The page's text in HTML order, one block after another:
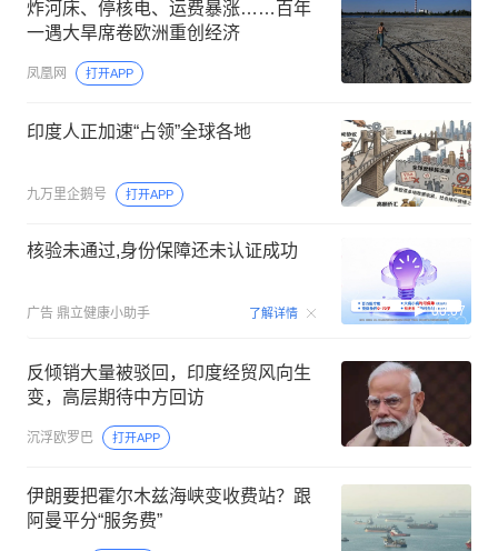
炸河床、停核电、运费暴涨……百年
一遇大旱席卷欧洲重创经济
凤凰网 打开APP
印度人正加速“占领”全球各地
九万里企鹅号 打开APP
核验未通过,身份保障还未认证成功
广告 鼎立健康小助手 了解详情 00:07
反倾销大量被驳回，印度经贸风向生
变，高层期待中方回访
沉浮欧罗巴 打开APP
伊朗要把霍尔木兹海峡变收费站？跟
阿曼平分“服务费”